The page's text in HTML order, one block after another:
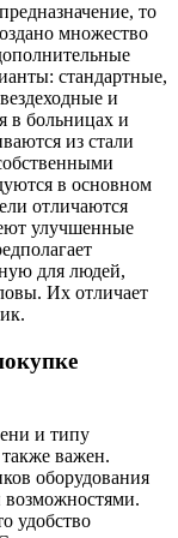
то
множество
стандартные,
и
в больницах и
из стали
в основном
отличаются
улучшенные
для людей,
Их отличает
и типу
важен.
оборудования
удобство